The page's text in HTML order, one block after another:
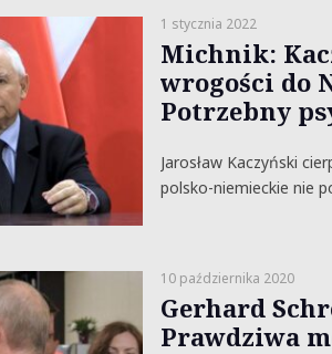
1 stycznia 2022
Michnik:
wrogości do
Potrzebny
Jarosław Kaczyński
polsko-niemieckie nie
10 października 2020
Gerhard
Prawdziwa